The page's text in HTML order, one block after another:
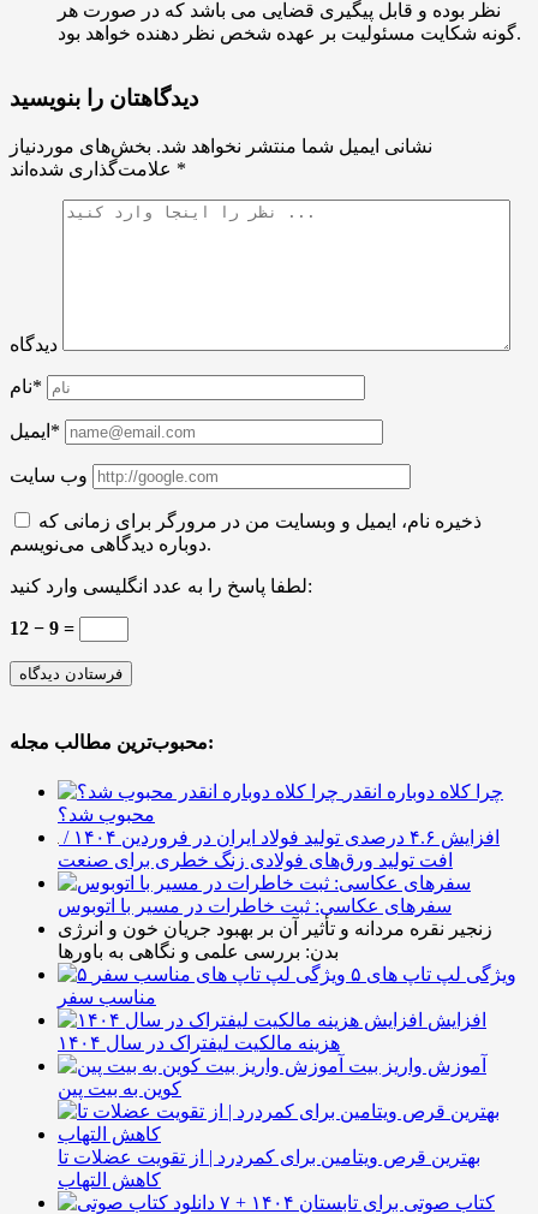
نظر بوده و قابل پیگیری قضایی می باشد که در صورت هر
گونه شکایت مسئولیت بر عهده شخص نظر دهنده خواهد بود.
دیدگاهتان را بنویسید
نشانی ایمیل شما منتشر نخواهد شد. بخش‌های موردنیاز
*
دیدگاه
نام*
ایمیل*
وب سایت
ذخیره نام، ایمیل و وبسایت من در مرورگر برای زمانی که
دوباره دیدگاهی می‌نویسم.
لطفا پاسخ را به عدد انگلیسی وارد کنید:
12 − 9 =
محبوب‌ترین مطالب مجله:
چرا کلاه دوباره انقدر
محبوب شد؟
افزایش ۴.۶ درصدی تولید فولاد ایران در فروردین ۱۴۰۴ /
افت تولید ورق‌های فولادی زنگ خطری برای صنعت
سفرهای عکاسی: ثبت خاطرات در مسیر با اتوبوس
زنجیر نقره مردانه و تأثیر آن بر بهبود جریان خون و انرژی
بدن: بررسی علمی و نگاهی به باورها
۵ ویژگی لپ تاپ های
مناسب سفر
افزایش
هزینه مالکیت لیفتراک در سال ۱۴۰۴
آموزش واریز بیت
کوین به بیت پین
بهترین قرص ویتامین برای کمردرد | از تقویت عضلات تا
کاهش التهاب
۷ کتاب صوتی برای تابستان ۱۴۰۴ +